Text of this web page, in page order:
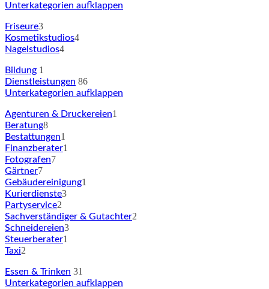
Unterkategorien aufklappen
Friseure3
Kosmetikstudios4
Nagelstudios4
Bildung 1
Dienstleistungen 86
Unterkategorien aufklappen
Agenturen & Druckereien1
Beratung8
Bestattungen1
Finanzberater1
Fotografen7
Gärtner7
Gebäudereinigung1
Kurierdienste3
Partyservice2
Sachverständiger & Gutachter2
Schneidereien3
Steuerberater1
Taxi2
Essen & Trinken 31
Unterkategorien aufklappen